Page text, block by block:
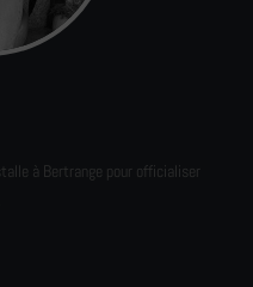
à Bertrange pour officialiser